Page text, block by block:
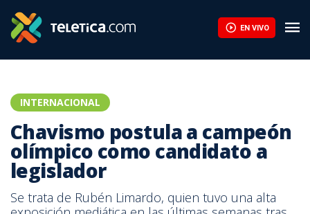
EN VIVO
INTERNACIONAL
Chavismo postula a campeón
olímpico como candidato a
legislador
Se trata de Rubén Limardo, quien tuvo una alta